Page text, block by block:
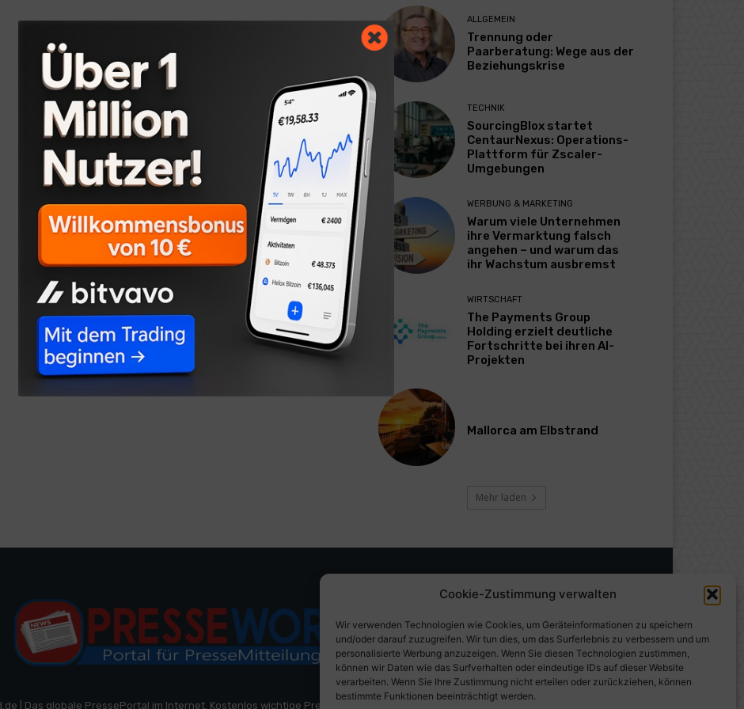
Cookie-Zustimmung verwalten
Wir verwenden Technologien wie Cookies, um Geräteinformationen zu speichern
und/oder darauf zuzugreifen. Wir tun dies, um das Surferlebnis zu verbessern und um
personalisierte Werbung anzuzeigen. Wenn Sie diesen Technologien zustimmen,
können wir Daten wie das Surfverhalten oder eindeutige IDs auf dieser Website
verarbeiten. Wenn Sie Ihre Zustimmung nicht erteilen oder zurückziehen, können
bestimmte Funktionen beeinträchtigt werden.
ALLGEMEIN
Trennung oder
Paarberatung: Wege aus der
Beziehungskrise
TECHNIK
SourcingBlox startet
CentaurNexus: Operations-
Plattform für Zscaler-
Umgebungen
WERBUNG & MARKETING
Warum viele Unternehmen
ihre Vermarktung falsch
angehen – und warum das
ihr Wachstum ausbremst
WIRTSCHAFT
The Payments Group
Holding erzielt deutliche
Fortschritte bei ihren AI-
Projekten
Mallorca am Elbstrand
Mehr laden
| Das globale PressePortal im Internet. Kostenlos wichtige PresseMitteilungen auf PresseWorld